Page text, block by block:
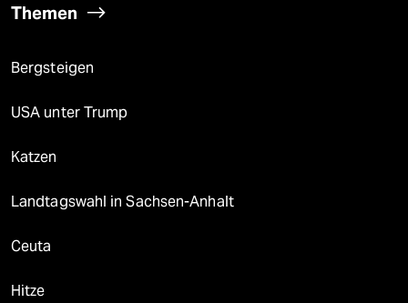
Themen
Bergsteigen
USA unter Trump
Katzen
Landtagswahl in Sachsen-Anhalt
Ceuta
Hitze